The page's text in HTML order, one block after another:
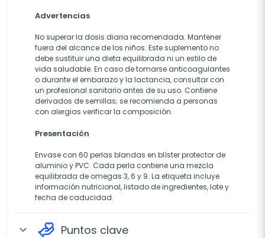
Advertencias
No superar la dosis diaria recomendada. Mantener
fuera del alcance de los niños. Este suplemento no
debe sustituir una dieta equilibrada ni un estilo de
vida saludable. En caso de tomarse anticoagulantes
o durante el embarazo y la lactancia, consultar con
un profesional sanitario antes de su uso. Contiene
derivados de semillas; se recomienda a personas
con alergias verificar la composición.
Presentación
Envase con 60 perlas blandas en blíster protector de
aluminio y PVC. Cada perla contiene una mezcla
equilibrada de omegas 3, 6 y 9. La etiqueta incluye
información nutricional, listado de ingredientes, lote y
fecha de caducidad.
expand_more Puntos clave